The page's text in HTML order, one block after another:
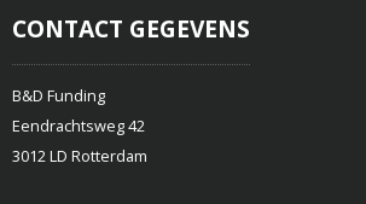
CONTACT GEGEVENS
B&D Funding
Eendrachtsweg 42
3012 LD Rotterdam